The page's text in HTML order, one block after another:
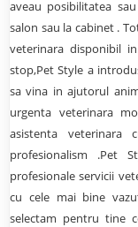
aveau posibilitatea
salon sau la cabinet .
veterinara disponibil
stop,Pet Style a
sa vina in ajutorul
urgenta veterinara
asistenta
profesionalism .Pet
profesionale servicii
cu cele mai bine
selectam pentru tine